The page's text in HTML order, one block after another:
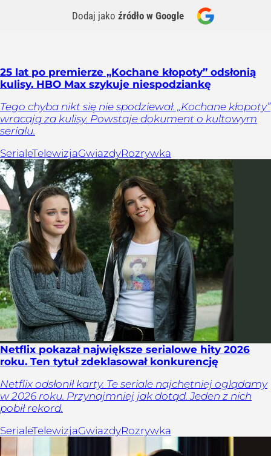
Dodaj jako źródło w Google
25 lat po premierze „Kochane kłopoty” odsłonią
kulisy. HBO Max szykuje niespodziankę
Tego chyba nikt się nie spodziewał. „Kochane kłopoty”
wracają za kulisy. Powstaje dokument o kultowym
serialu.
SerialeTelewizjaGwiazdyRozrywka
Netflix pokazał największe serialowe hity 2026
roku. Ten tytuł zdeklasował konkurencję
Netflix odsłonił karty. Te seriale najchętniej oglądamy
w 2026 roku. Przynajmniej jak dotąd. Jeden z nich
pobił rekord.
SerialeTelewizjaGwiazdyRozrywka